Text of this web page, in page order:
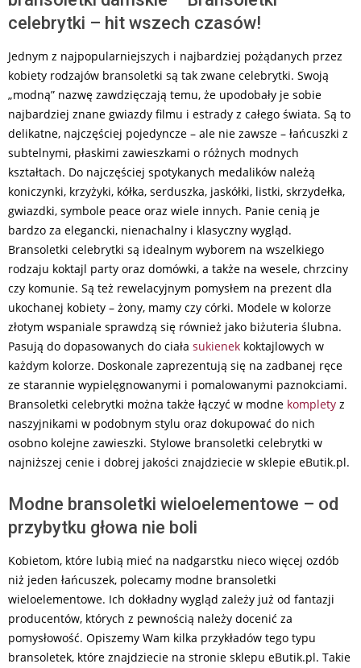
celebrytki – hit wszech czasów!
Jednym z najpopularniejszych i najbardziej pożądanych przez
kobiety rodzajów bransoletki są tak zwane celebrytki. Swoją
„modną” nazwę zawdzięczają temu, że upodobały je sobie
najbardziej znane gwiazdy filmu i estrady z całego świata. Są to
delikatne, najczęściej pojedyncze – ale nie zawsze – łańcuszki z
subtelnymi, płaskimi zawieszkami o różnych modnych
kształtach. Do najczęściej spotykanych medalików należą
koniczynki, krzyżyki, kółka, serduszka, jaskółki, listki, skrzydełka,
gwiazdki, symbole peace oraz wiele innych. Panie cenią je
bardzo za elegancki, nienachalny i klasyczny wygląd.
Bransoletki celebrytki są idealnym wyborem na wszelkiego
rodzaju koktajl party oraz domówki, a także na wesele, chrzciny
czy komunie. Są też rewelacyjnym pomysłem na prezent dla
ukochanej kobiety – żony, mamy czy córki. Modele w kolorze
złotym wspaniale sprawdzą się również jako biżuteria ślubna.
Pasują do dopasowanych do ciała sukienek koktajlowych w
każdym kolorze. Doskonale zaprezentują się na zadbanej ręce
ze starannie wypielęgnowanymi i pomalowanymi paznokciami.
Bransoletki celebrytki można także łączyć w modne komplety z
naszyjnikami w podobnym stylu oraz dokupować do nich
osobno kolejne zawieszki. Stylowe bransoletki celebrytki w
najniższej cenie i dobrej jakości znajdziecie w sklepie eButik.pl.
Modne bransoletki wieloelementowe – od
przybytku głowa nie boli
Kobietom, które lubią mieć na nadgarstku nieco więcej ozdób
niż jeden łańcuszek, polecamy modne bransoletki
wieloelementowe. Ich dokładny wygląd zależy już od fantazji
producentów, których z pewnością należy docenić za
pomysłowość. Opiszemy Wam kilka przykładów tego typu
bransoletek, które znajdziecie na stronie sklepu eButik.pl. Takie